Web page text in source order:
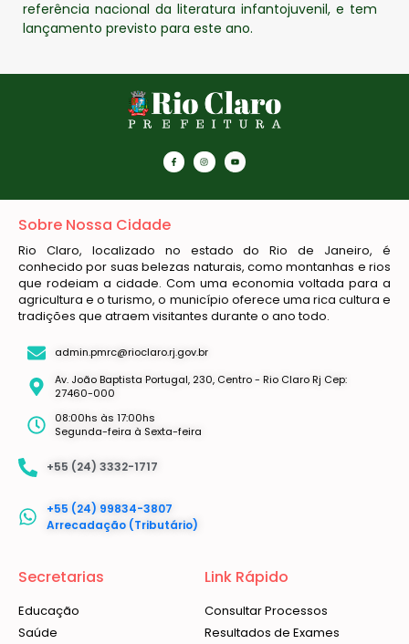
referência nacional da literatura infantojuvenil, e tem
lançamento previsto para este ano.
Sobre Nossa Cidade
Rio Claro, localizado no estado do Rio de Janeiro, é
conhecido por suas belezas naturais, como montanhas e rios
que rodeiam a cidade. Com uma economia voltada para a
agricultura e o turismo, o município oferece uma rica cultura e
tradições que atraem visitantes durante o ano todo.
admin.pmrc@rioclaro.rj.gov.br
Av. João Baptista Portugal, 230, Centro - Rio Claro Rj Cep:
27460-000
08:00hs às 17:00hs
Segunda-feira à Sexta-feira
+55 (24) 3332-1717
+55 (24) 99834-3807
Arrecadação (Tributário)
Secretarias
Educação
Saúde
Link Rápido
Consultar Processos
Resultados de Exames